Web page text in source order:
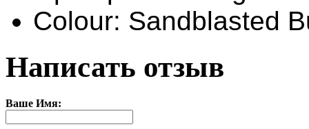
Colour: Sandblasted
Написать отзыв
Ваше Имя: